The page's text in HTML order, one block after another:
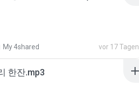
My 4shared vor 17 Tagen
한잔.mp3